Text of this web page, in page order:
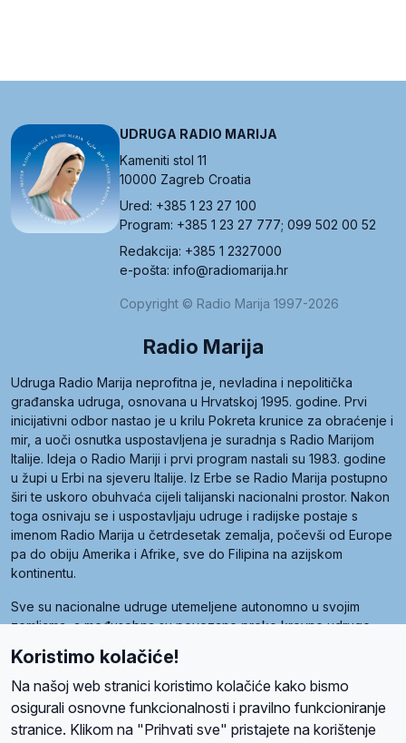
UDRUGA RADIO MARIJA
Kameniti stol 11
10000 Zagreb Croatia
Ured: +385 1 23 27 100
Program: +385 1 23 27 777; 099 502 00 52
Redakcija: +385 1 2327000
e-pošta: info@radiomarija.hr
Copyright © Radio Marija 1997-2026
Radio Marija
Udruga Radio Marija neprofitna je, nevladina i nepolitička
građanska udruga, osnovana u Hrvatskoj 1995. godine. Prvi
inicijativni odbor nastao je u krilu Pokreta krunice za obraćenje i
mir, a uoči osnutka uspostavljena je suradnja s Radio Marijom
Italije. Ideja o Radio Mariji i prvi program nastali su 1983. godine
u župi u Erbi na sjeveru Italije. Iz Erbe se Radio Marija postupno
širi te uskoro obuhvaća cijeli talijanski nacionalni prostor. Nakon
toga osnivaju se i uspostavljaju udruge i radijske postaje s
imenom Radio Marija u četrdesetak zemalja, počevši od Europe
pa do obiju Amerika i Afrike, sve do Filipina na azijskom
kontinentu.
Sve su nacionalne udruge utemeljene autonomno u svojim
zemljama, a međusobna su povezane preko krovne udruge
Radio Maria). Svjetsku obitelj utemeljilo je sedam članica, među
kojima je i hrvatska Udruga Radio Marija.
Koristimo kolačiće!
Na našoj web stranici koristimo kolačiće kako bismo
osigurali osnovne funkcionalnosti i pravilno funkcioniranje
stranice. Klikom na "Prihvati sve" pristajete na korištenje